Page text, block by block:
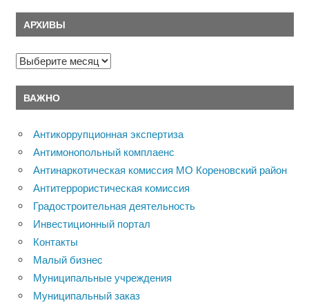
АРХИВЫ
Архивы
ВАЖНО
Антикоррупционная экспертиза
Антимонопольный комплаенс
Антинаркотическая комиссия МО Кореновский район
Антитеррористическая комиссия
Градостроительная деятельность
Инвестиционный портал
Контакты
Малый бизнес
Муниципальные учреждения
Муниципальный заказ